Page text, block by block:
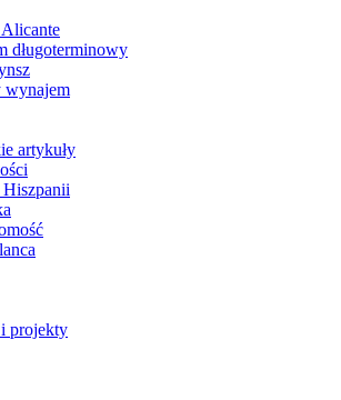
długoterminowy
wynajem
artykuły
projekty